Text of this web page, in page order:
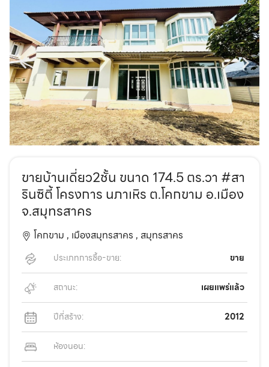
ขายบ้านเดี่ยว2ชั้น ขนาด 174.5 ตร.วา #สา
รินซิตี้ โครงการ นภาเหิร ต.โคกขาม อ.เมือง
จ.สมุทรสาคร
โคกขาม , เมืองสมุทรสาคร , สมุทรสาคร
ประเภทการซื้อ-ขาย: ขาย
สถานะ: เผยแพร่แล้ว
ปีที่สร้าง: 2012
ห้องนอน: